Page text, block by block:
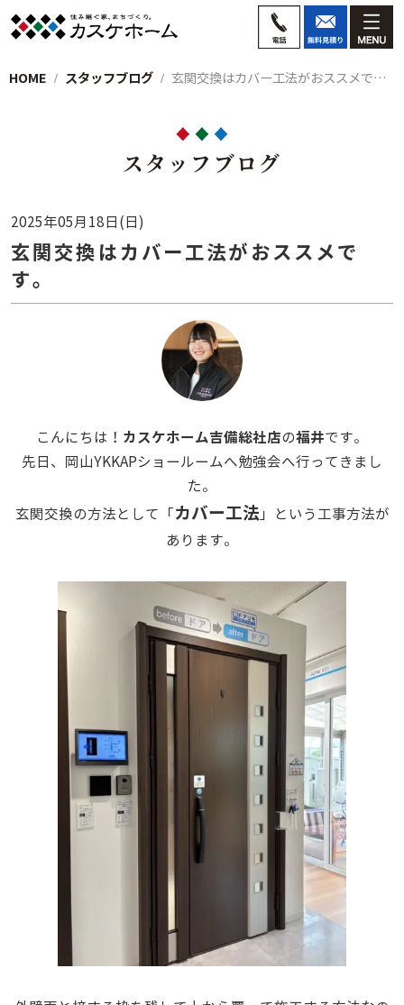
HOME スタッフブログ 玄関交換はカバー工法がおススメです。
スタッフブログ
2025年05月18日(日)
玄関交換はカバー工法がおススメで
す。
こんにちは！ カスケホーム吉備総社店の福井です。
先日、岡山YKKAPショールームへ勉強会へ行ってきまし
た。
玄関交換の方法として「カバー工法 」という工事方法が
あります。